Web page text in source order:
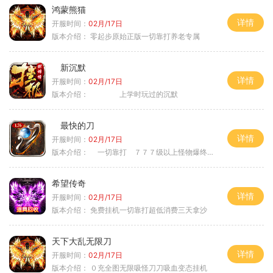
鸿蒙熊猫
开服时间： 02月/17日
版本介绍： 零起步原始正版一切靠打养老专属
详情
新沉默
开服时间： 02月/17日
版本介绍：
上学时玩过的沉默
详情
最快的刀
开服时间： 02月/17日
版本介绍：
一切靠打 ７７７级以上怪物爆终极
详情
希望传奇
开服时间： 02月/17日
版本介绍： 免费挂机一切靠打超低消费三天拿沙
详情
天下大乱无限刀
开服时间： 02月/17日
版本介绍：
０充全图无限吸怪刀刀吸血变态挂机
详情